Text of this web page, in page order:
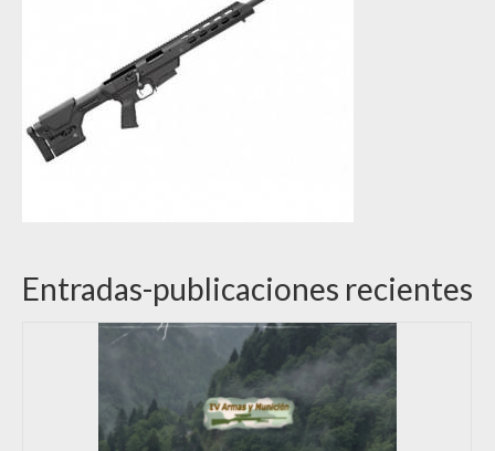
Entradas-publicaciones recientes